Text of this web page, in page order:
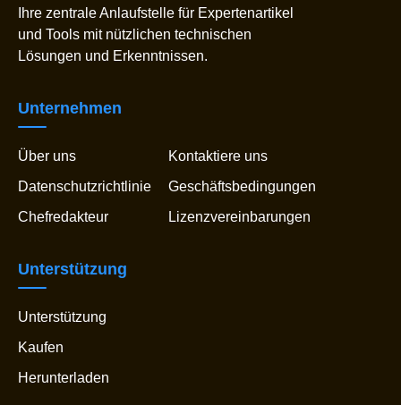
Ihre zentrale Anlaufstelle für Expertenartikel
und Tools mit nützlichen technischen
Lösungen und Erkenntnissen.
Unternehmen
Über uns
Kontaktiere uns
Datenschutzrichtlinie
Geschäftsbedingungen
Chefredakteur
Lizenzvereinbarungen
Unterstützung
Unterstützung
Kaufen
Herunterladen